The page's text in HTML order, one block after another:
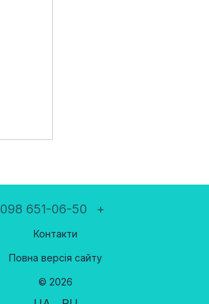
098 651-06-50 +
Контакти
Повна версія сайту
© 2026